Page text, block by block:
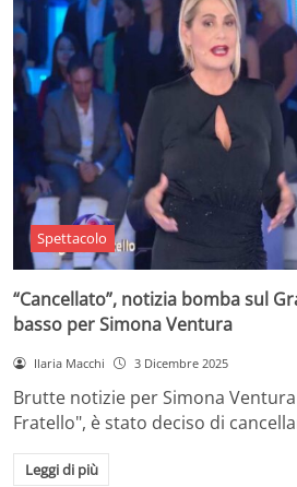
Spettacolo
“Cancellato”, notizia bomba sul
basso per Simona Ventura
Ilaria Macchi 3 Dicembre 2025
Brutte notizie per Simona
Fratello", è stato deciso di
Leggi di più